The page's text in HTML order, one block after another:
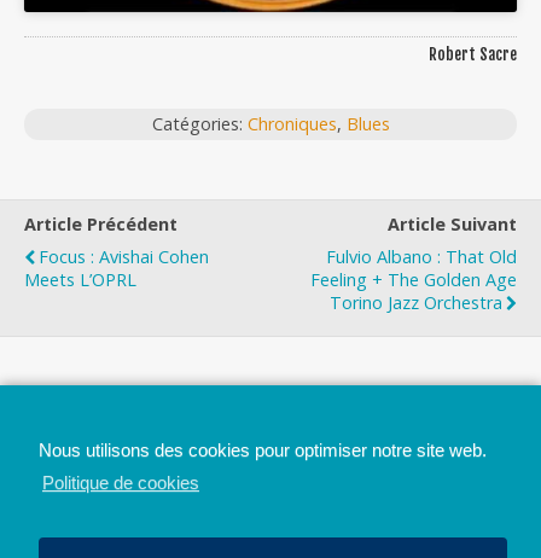
Robert Sacre
Catégories: Chroniques, Blues
Article Précédent
Focus : Avishai Cohen
Meets L’OPRL
Article Suivant
Fulvio Albano : That Old
Feeling + The Golden Age
Torino Jazz Orchestra
Nous utilisons des cookies pour optimiser notre site web.
Politique de cookies